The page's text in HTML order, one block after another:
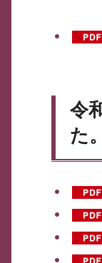
令
た。